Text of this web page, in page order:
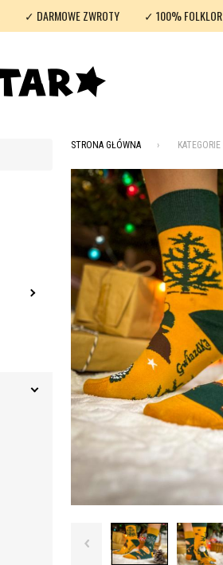
✓ DARMOWE ZWROTY ✓ 100% FOLKLOR
STRONA GŁÓWNA KATEGORIE